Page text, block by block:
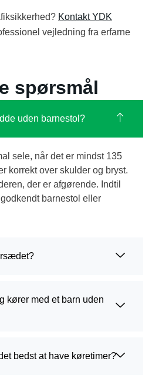
Kontakt YDK
vejledning fra erfarne
spørsmål
uden barnestol?
sele, når det er mindst 135
korrekt over skulder og bryst.
der er afgørende. Indtil
barnestol eller
kører med et barn uden
bedst at have køretimer?